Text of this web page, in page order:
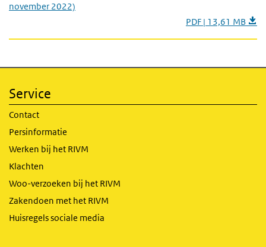
november 2022)
PDF | 13,61 MB
Service
Contact
Persinformatie
Werken bij het RIVM
Klachten
Woo-verzoeken bij het RIVM
Zakendoen met het RIVM
Huisregels sociale media